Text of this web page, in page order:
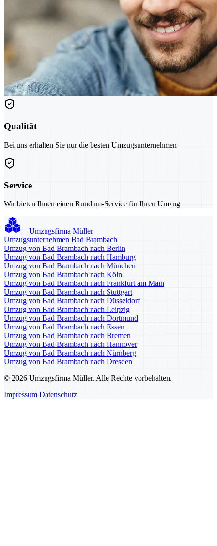
Qualität
Bei uns erhalten Sie nur die besten Umzugsunternehmen
Service
Wir bieten Ihnen einen Rundum-Service für Ihren Umzug
Umzugsfirma Müller
Umzugsunternehmen Bad Brambach
Umzug von Bad Brambach nach Berlin
Umzug von Bad Brambach nach Hamburg
Umzug von Bad Brambach nach München
Umzug von Bad Brambach nach Köln
Umzug von Bad Brambach nach Frankfurt am Main
Umzug von Bad Brambach nach Stuttgart
Umzug von Bad Brambach nach Düsseldorf
Umzug von Bad Brambach nach Leipzig
Umzug von Bad Brambach nach Dortmund
Umzug von Bad Brambach nach Essen
Umzug von Bad Brambach nach Bremen
Umzug von Bad Brambach nach Hannover
Umzug von Bad Brambach nach Nürnberg
Umzug von Bad Brambach nach Dresden
© 2026 Umzugsfirma Müller. Alle Rechte vorbehalten.
Impressum Datenschutz